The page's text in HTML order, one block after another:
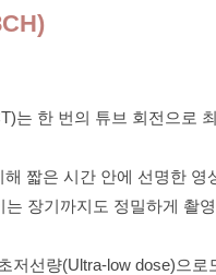
는 한 번의 튜브 회전으로
짧은 시간 안에 선명한 영
장기까지도 정밀하게 촬
저선량(Ultra-low dose)으